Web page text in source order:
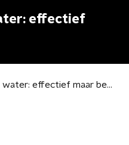
effectief
Kaderrichtlijn water: effectief maar bedreigd